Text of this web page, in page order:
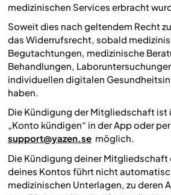
medizinischen Services erbracht
Soweit dies nach geltendem Recht
das Widerrufsrecht, sobald
Begutachtungen, medizinische
Behandlungen,
individuellen digitalen
haben.
Die Kündigung der Mitgliedschaft ist
„Konto kündigen“ in der App oder
support@yazen.se möglich.
Die Kündigung deiner Mitgliedschaft
deines Kontos führt nicht
medizinischen Unterlagen, zu deren